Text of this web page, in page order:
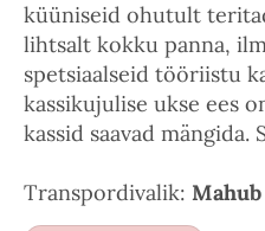
küüniseid ohutult
lihtsalt kokku panna,
spetsiaalseid tööriistu
kassikujulise ukse ees
kassid saavad mängida.
Transpordivalik: